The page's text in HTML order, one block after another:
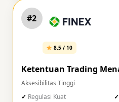
#2
8.5 / 10
Ketentuan Trading
Aksesibilitas Tinggi
Regulasi Kuat